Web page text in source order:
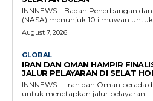
INNNEWS – Badan Penerbangan
(NASA) menunjuk 10 ilmuwan untuk
August 7, 2026
GLOBAL
IRAN DAN OMAN HAMPIR
JALUR PELAYARAN DI SELAT
INNNEWS – Iran dan Oman berada
untuk menetapkan jalur pelayaran...